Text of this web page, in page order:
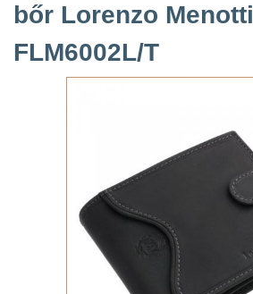
bőr Lorenzo Menotti
FLM6002L/T